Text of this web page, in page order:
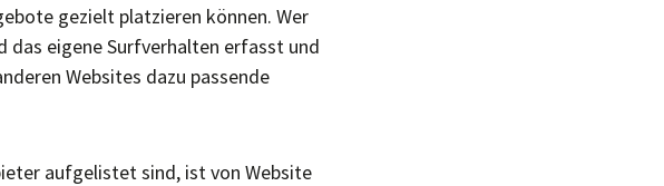
gezielt platzieren können. Wer
das eigene Surfverhalten erfasst und
Websites dazu passende
aufgelistet sind, ist von Website